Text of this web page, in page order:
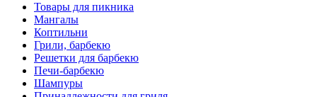
Товары для пикника
Мангалы
Коптильни
Грили, барбекю
Решетки для барбекю
Печи-барбекю
Шампуры